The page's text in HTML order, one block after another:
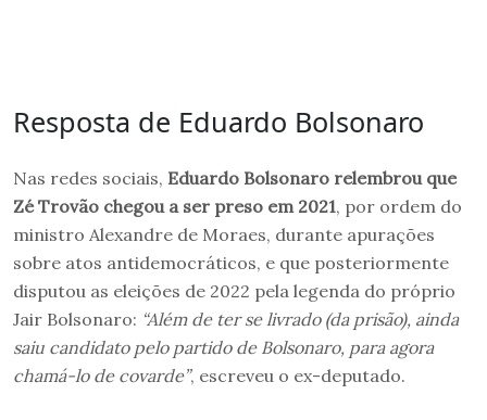
Resposta de Eduardo Bolsonaro
Nas redes sociais, Eduardo Bolsonaro relembrou que
Zé Trovão chegou a ser preso em 2021, por ordem do
ministro Alexandre de Moraes, durante apurações
sobre atos antidemocráticos, e que posteriormente
disputou as eleições de 2022 pela legenda do próprio
Jair Bolsonaro: “Além de ter se livrado (da prisão), ainda
saiu candidato pelo partido de Bolsonaro, para agora
chamá-lo de covarde”, escreveu o ex-deputado.